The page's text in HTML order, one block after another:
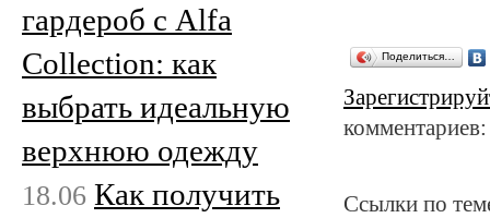
Поделиться…
Ссылки по
гардероб с Alfa
Collection: как
выбрать идеальную
верхнюю одежду
18.06 Как получить